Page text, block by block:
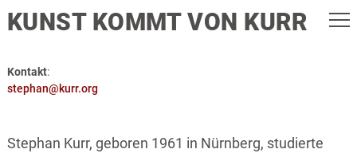
KUNST KOMMT VON KURR
Kontakt:
stephan@kurr.org
Stephan Kurr, geboren 1961 in Nürnberg, studierte